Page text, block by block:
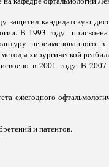
кандидатскую
В 1993 году
переименованного
хирургической
в 2001 году. В
ежегодного
и патентов.